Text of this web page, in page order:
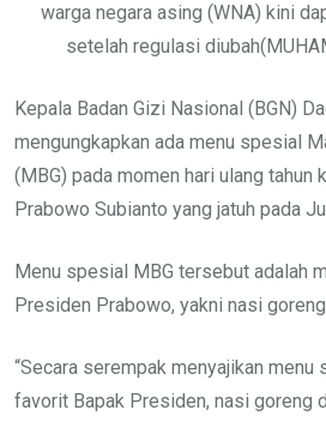
warga negara asing (WNA) kini
setelah regulasi
Kepala Badan Gizi Nasional (BGN)
mengungkapkan ada menu spesial
(MBG) pada momen hari ulang tahun
Prabowo Subianto yang jatuh pada
Menu spesial MBG tersebut adalah
Presiden Prabowo, yakni nasi
“Secara serempak menyajikan menu
favorit Bapak Presiden, nasi goreng